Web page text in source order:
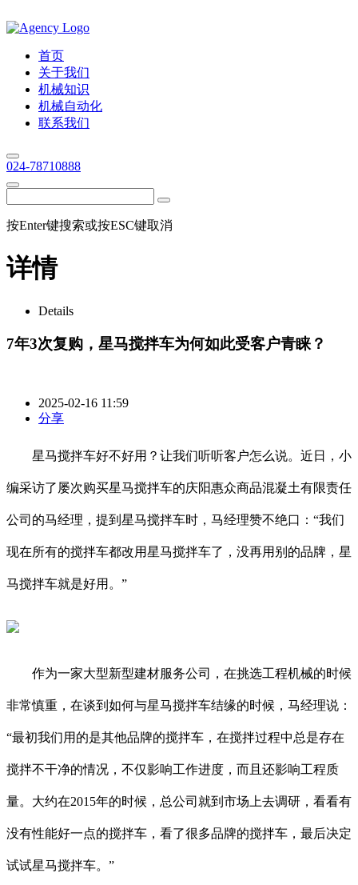
首页
关于我们
机械知识
机械自动化
联系我们
024-78710888
按Enter键搜索或按ESC键取消
详情
Details
7年3次复购，星马搅拌车为何如此受客户青睐？
2025-02-16 11:59
分享
星马搅拌车好不好用？让我们听听客户怎么说。近日，小
编采访了屡次购买星马搅拌车的庆阳惠众商品混凝土有限责任
公司的马经理，提到星马搅拌车时，马经理赞不绝口：“我们
现在所有的搅拌车都改用星马搅拌车了，没再用别的品牌，星
马搅拌车就是好用。”
作为一家大型新型建材服务公司，在挑选工程机械的时候
非常慎重，在谈到如何与星马搅拌车结缘的时候，马经理说：
“最初我们用的是其他品牌的搅拌车，在搅拌过程中总是存在
搅拌不干净的情况，不仅影响工作进度，而且还影响工程质
量。大约在2015年的时候，总公司就到市场上去调研，看看有
没有性能好一点的搅拌车，看了很多品牌的搅拌车，最后决定
试试星马搅拌车。”